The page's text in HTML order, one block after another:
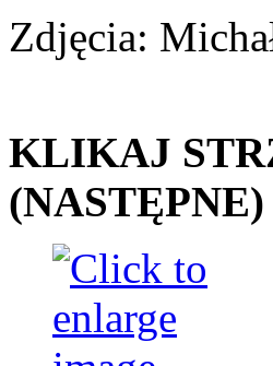
Zdjęcia:
KLIKAJ
(NASTĘPNE)